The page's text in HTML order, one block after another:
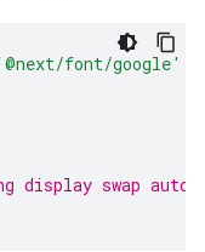
font/google'
display swap